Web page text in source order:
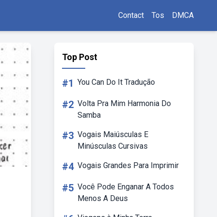
Contact Tos DMCA
Top Post
#1 You Can Do It Tradução
#2 Volta Pra Mim Harmonia Do
Samba
#3 Vogais Maiúsculas E
Minúsculas Cursivas
#4 Vogais Grandes Para Imprimir
#5 Você Pode Enganar A Todos
Menos A Deus